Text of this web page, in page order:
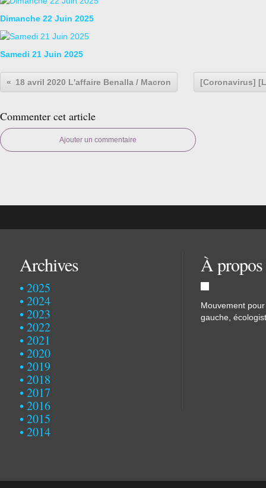
Dimanche 22 Juin 2025
Samedi 21 Juin 2025
18 avril 2020 L'affaire Benalla / Macron [Coronavirus]
Commenter cet article
Ajouter un commentaire
Archives
2025
2024
2023
2022
2021
2020
2019
2018
2017
2016
2015
2014
À propos
Mouvement
gauche,